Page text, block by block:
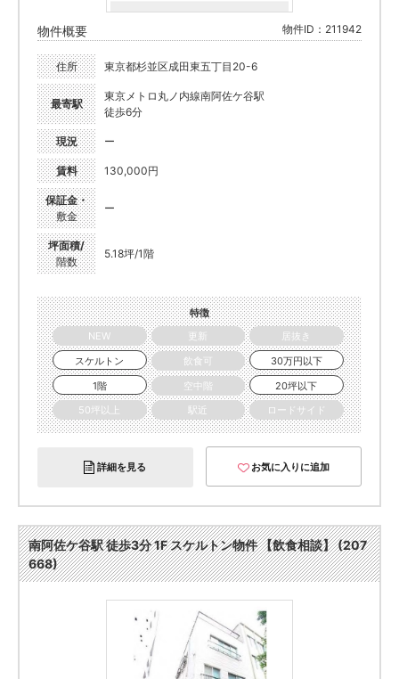
物件概要 物件ID：211942
住所 東京都杉並区成田東五丁目20-6
最寄駅
東京メトロ丸ノ内線南阿佐ケ谷駅
徒歩6分
現況 ー
賃料 130,000円
保証金・
敷金
ー
坪面積/
階数
5.18坪/1階
特徴
NEW
更新
居抜き
スケルトン
飲食可
30万円以下
1階
空中階
20坪以下
50坪以上
駅近 ロードサイド
詳細を見る お気に入りに追加
南阿佐ケ谷駅 徒歩3分 1F スケルトン物件 【飲食相談】 (207
668)